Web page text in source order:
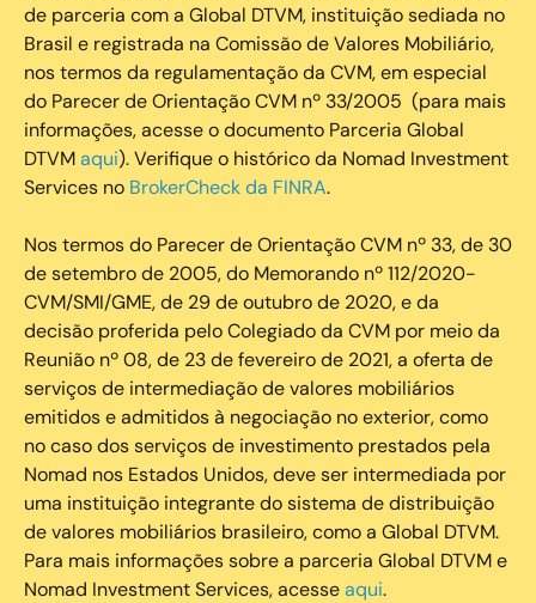
de parceria com a Global DTVM, instituição sediada no
Brasil e registrada na Comissão de Valores Mobiliário,
nos termos da regulamentação da CVM, em especial
do Parecer de Orientação CVM nº 33/2005 (para mais
informações, acesse o documento Parceria Global
DTVMaqui). Verifique o histórico da Nomad Investment
Services no BrokerCheck da FINRA.
Nos termos do Parecer de Orientação CVM nº 33, de 30
de setembro de 2005, do Memorando nº 112/2020-
CVM/SMI/GME, de 29 de outubro de 2020, e da
decisão proferida pelo Colegiado da CVM por meio da
Reunião nº 08, de 23 de fevereiro de 2021, a oferta de
serviços de intermediação de valores mobiliários
emitidos e admitidos à negociação no exterior, como
no caso dos serviços de investimento prestados pela
Nomad nos Estados Unidos, deve ser intermediada por
uma instituição integrante do sistema de distribuição
de valores mobiliários brasileiro, como a Global DTVM.
Para mais informações sobre a parceria Global DTVM e
Nomad Investment Services, acesseaqui.